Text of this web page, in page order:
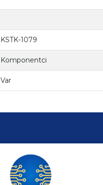
KSTK-1079
Komponentci
Var